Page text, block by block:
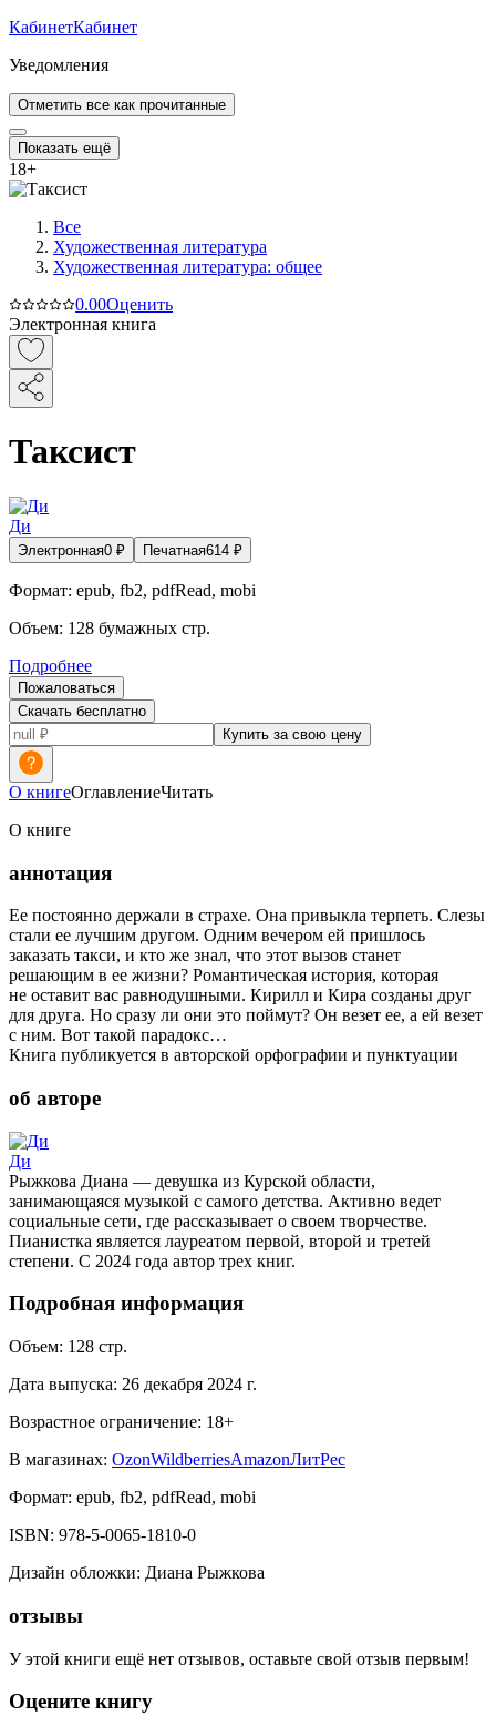
КабинетКабинет
Уведомления
Отметить все как прочитанные
Показать ещё
18+
Все
Художественная литература
Художественная литература: общее
0.00Оценить
Электронная книга
Таксист
Ди
Электронная0 ₽ Печатная614 ₽
Формат: epub, fb2, pdfRead, mobi
Объем: 128 бумажных стр.
Подробнее
Пожаловаться
Скачать бесплатно
Купить за свою цену
О книгеОглавлениеЧитать
О книге
аннотация
Ее постоянно держали в страхе. Она привыкла терпеть. Слезы
стали ее лучшим другом. Одним вечером ей пришлось
заказать такси, и кто же знал, что этот вызов станет
решающим в ее жизни? Романтическая история, которая
не оставит вас равнодушными. Кирилл и Кира созданы друг
для друга. Но сразу ли они это поймут? Он везет ее, а ей везет
с ним. Вот такой парадокс…
Книга публикуется в авторской орфографии и пунктуации
об авторе
Ди
Рыжкова Диана — девушка из Курской области,
занимающаяся музыкой с самого детства. Активно ведет
социальные сети, где рассказывает о своем творчестве.
Пианистка является лауреатом первой, второй и третей
степени. С 2024 года автор трех книг.
Подробная информация
Объем: 128 стр.
Дата выпуска: 26 декабря 2024 г.
Возрастное ограничение: 18+
В магазинах: OzonWildberriesAmazonЛитРес
Формат: epub, fb2, pdfRead, mobi
ISBN: 978-5-0065-1810-0
Дизайн обложки: Диана Рыжкова
отзывы
У этой книги ещё нет отзывов, оставьте свой отзыв первым!
Оцените книгу